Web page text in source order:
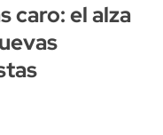
caro: el alza